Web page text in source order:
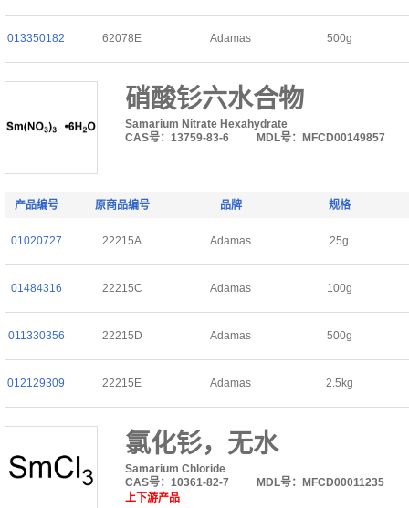
013350182 62078E Adamas 500g
硝酸钐六水合物
Samarium Nitrate Hexahydrate
CAS号：13759-83-6
MDL号：MFCD00149857
产品编号 原商品编号 品牌 规格
01020727 22215A Adamas 25g
01484316 22215C Adamas 100g
011330356 22215D Adamas 500g
012129309 22215E Adamas 2.5kg
氯化钐，无水
Samarium Chloride
CAS号：10361-82-7
MDL号：MFCD00011235
上下游产品